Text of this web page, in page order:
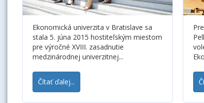
Ekonomická univerzita v Bratislave sa
stala 5. júna 2015 hostiteľským miestom
pre výročné XVIII. zasadnutie
medzinárodnej univerzitnej...
Čítať ďalej...